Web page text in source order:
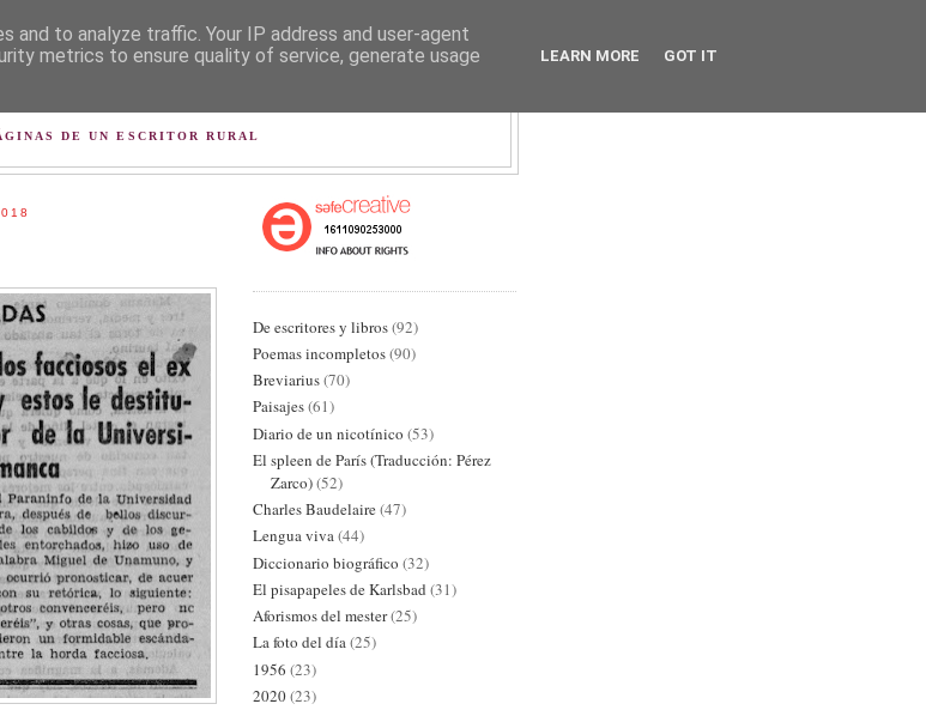
DE UN ESCRITOR RURAL
De escritores y libros(92)
Poemas incompletos(90)
Breviarius(70)
Paisajes(61)
Diario de un nicotínico (53)
El spleen de París (Traducción: Pérez
Zarco)(52)
Charles Baudelaire(47)
Lengua viva(44)
Diccionario biográfico (32)
El pisapapeles de Karlsbad (31)
Aforismos del mester(25)
La foto del día(25)
1956 (23)
2020(23)
to analyze traffic. Your IP address and user-agent
metrics to ensure quality of service, generate usage
LEARN MORE GOT IT